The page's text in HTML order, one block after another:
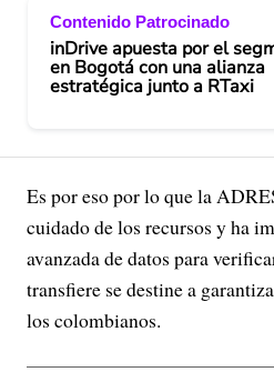
Contenido Patrocinado
inDrive apuesta por el
en Bogotá con una alianza
estratégica junto a RTaxi
Es por eso por lo que la
cuidado de los recursos y ha
avanzada de datos para
transfiere se destine a
los colombianos.